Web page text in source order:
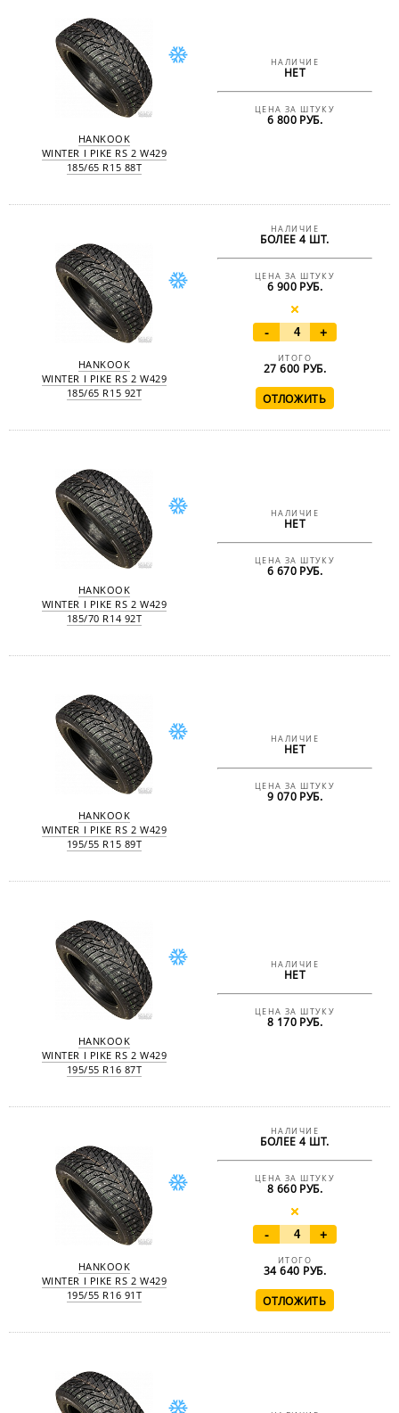
HANKOOK
WINTER I PIKE RS 2 W429
185/65 R15 88T
НАЛИЧИЕ
НЕТ
ЦЕНА ЗА ШТУКУ
6 800 РУБ.
HANKOOK
WINTER I PIKE RS 2 W429
185/65 R15 92T
НАЛИЧИЕ
БОЛЕЕ 4 ШТ.
ЦЕНА ЗА ШТУКУ
6 900 РУБ.
- +
ИТОГО
27 600 РУБ.
HANKOOK
WINTER I PIKE RS 2 W429
185/70 R14 92T
НАЛИЧИЕ
НЕТ
ЦЕНА ЗА ШТУКУ
6 670 РУБ.
HANKOOK
WINTER I PIKE RS 2 W429
195/55 R15 89T
НАЛИЧИЕ
НЕТ
ЦЕНА ЗА ШТУКУ
9 070 РУБ.
HANKOOK
WINTER I PIKE RS 2 W429
195/55 R16 87T
НАЛИЧИЕ
НЕТ
ЦЕНА ЗА ШТУКУ
8 170 РУБ.
HANKOOK
WINTER I PIKE RS 2 W429
195/55 R16 91T
НАЛИЧИЕ
БОЛЕЕ 4 ШТ.
ЦЕНА ЗА ШТУКУ
8 660 РУБ.
- +
ИТОГО
34 640 РУБ.